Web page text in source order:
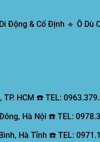
Động & Cố Định 🔹 Ô Dù
HCM ☎️ TEL:
Hà Nội ☎️ TEL:
Hà Tĩnh ☎️ TEL: